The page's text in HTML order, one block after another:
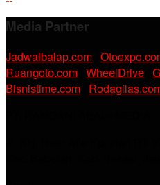
Media Partner
Jadwalbalap.com
Ruangoto.com WheelDrive
Bisnistime.com